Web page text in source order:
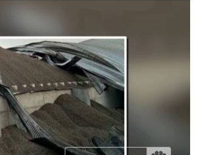
Indonesia (Kamis, 03/08/2023) Berikut